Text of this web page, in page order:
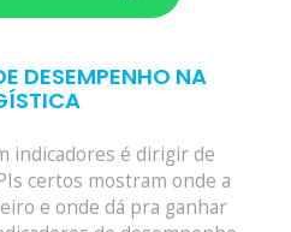
DESEMPENHO NA
indicadores é dirigir de
certos mostram onde a
e onde dá pra ganhar